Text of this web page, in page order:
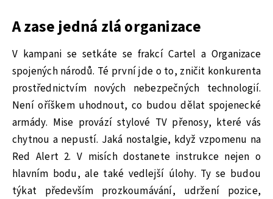
A zase jedná zlá organizace
V kampani se setkáte se frakcí Cartel a Organizace
spojených národů. Té první jde o to, zničit konkurenta
prostřednictvím nových nebezpečných technologií.
Není oříškem uhodnout, co budou dělat spojenecké
armády. Mise provází stylové TV přenosy, které vás
chytnou a nepustí. Jaká nostalgie, když vzpomenu na
Red Alert 2. V misích dostanete instrukce nejen o
hlavním bodu, ale také vedlejší úlohy. Ty se budou
týkat především prozkoumávání, udržení pozice,